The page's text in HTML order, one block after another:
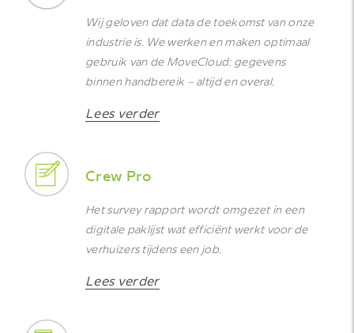
Wij geloven dat data de toekomst van onze
industrie is. We werken en maken optimaal
gebruik van de MoveCloud: gegevens
binnen handbereik – altijd en overal.
Lees verder
Crew Pro
Het survey rapport wordt omgezet in een
digitale paklijst wat efficiënt werkt voor de
verhuizers tijdens een job.
Lees verder